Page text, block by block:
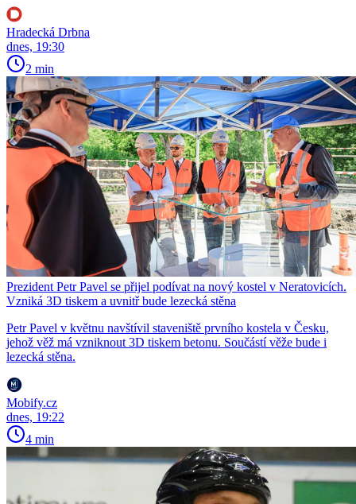
Hradecká Drbna
dnes, 19:30
2 min
Prezident Petr Pavel se přijel podívat na nový kostel v Neratovicích.
Vzniká 3D tiskem a uvnitř bude lezecká stěna
Petr Pavel v květnu navštívil staveniště prvního kostela v Česku,
jehož věž má vzniknout 3D tiskem betonu. Součástí věže bude i
lezecká stěna.
Mobify.cz
dnes, 19:22
4 min